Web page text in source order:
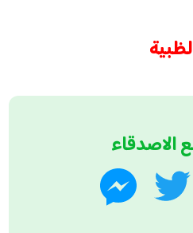
الاصدقاء
واتساب تويتر